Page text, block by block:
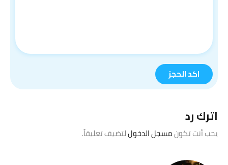
اترك رد
يجب أنت تكونمسجل الدخوللتضيف تعليقاً.